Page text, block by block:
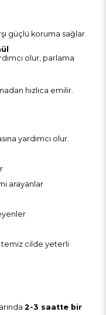
güçlü koruma sağlar.
olur, parlama
hızlıca emilir.
yardımcı olur.
arayanlar
temiz cilde yeterli
2-3 saatte bir